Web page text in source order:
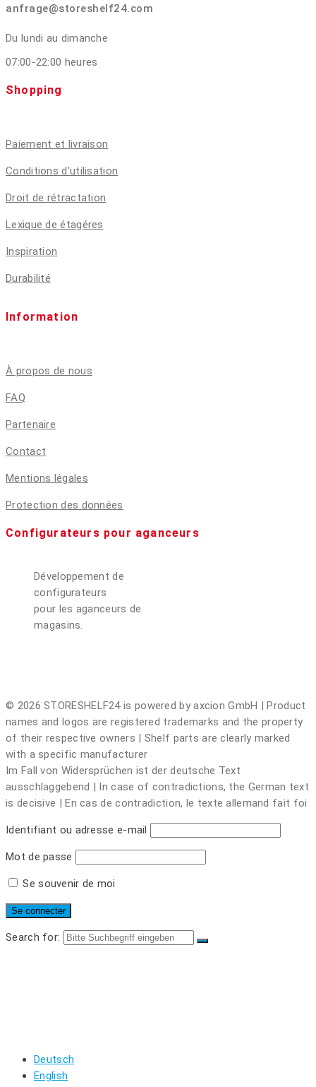
anfrage@storeshelf24.com
Du lundi au dimanche
07:00-22:00 heures
Shopping
Paiement et livraison
Conditions d'utilisation
Droit de rétractation
Lexique de étagéres
Inspiration
Durabilité
Information
À propos de nous
FAQ
Partenaire
Contact
Mentions légales
Protection des données
Configurateurs pour aganceurs
Développement de
configurateurs
pour les aganceurs de
magasins.
© 2026 STORESHELF24 is powered by axcion GmbH | Product
names and logos are registered trademarks and the property
of their respective owners | Shelf parts are clearly marked
with a specific manufacturer
Im Fall von Widersprüchen ist der deutsche Text
ausschlaggebend | In case of contradictions, the German text
is decisive | En cas de contradiction, le texte allemand fait foi
Identifiant ou adresse e-mail
Mot de passe
Se souvenir de moi
Search for:
Deutsch
English